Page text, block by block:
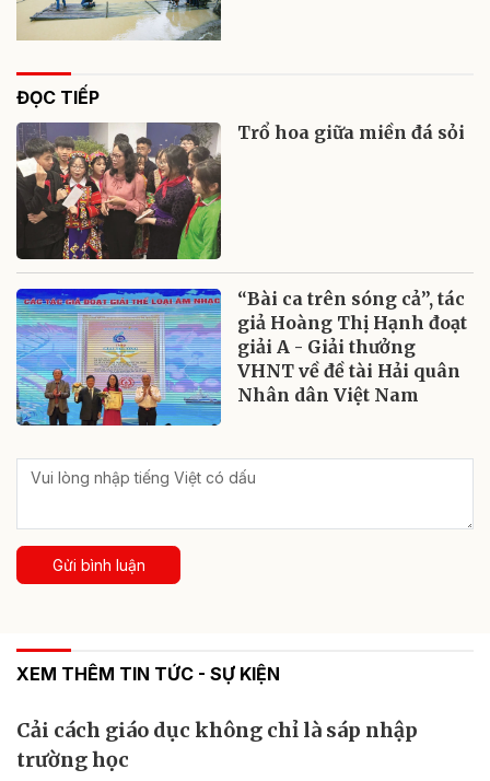
ĐỌC TIẾP
Trổ hoa giữa miền đá sỏi
“Bài ca trên sóng cả”, tác
giả Hoàng Thị Hạnh đoạt
giải A - Giải thưởng
VHNT về đề tài Hải quân
Nhân dân Việt Nam
Gửi bình luận
XEM THÊM TIN TỨC - SỰ KIỆN
Cải cách giáo dục không chỉ là sáp nhập
trường học